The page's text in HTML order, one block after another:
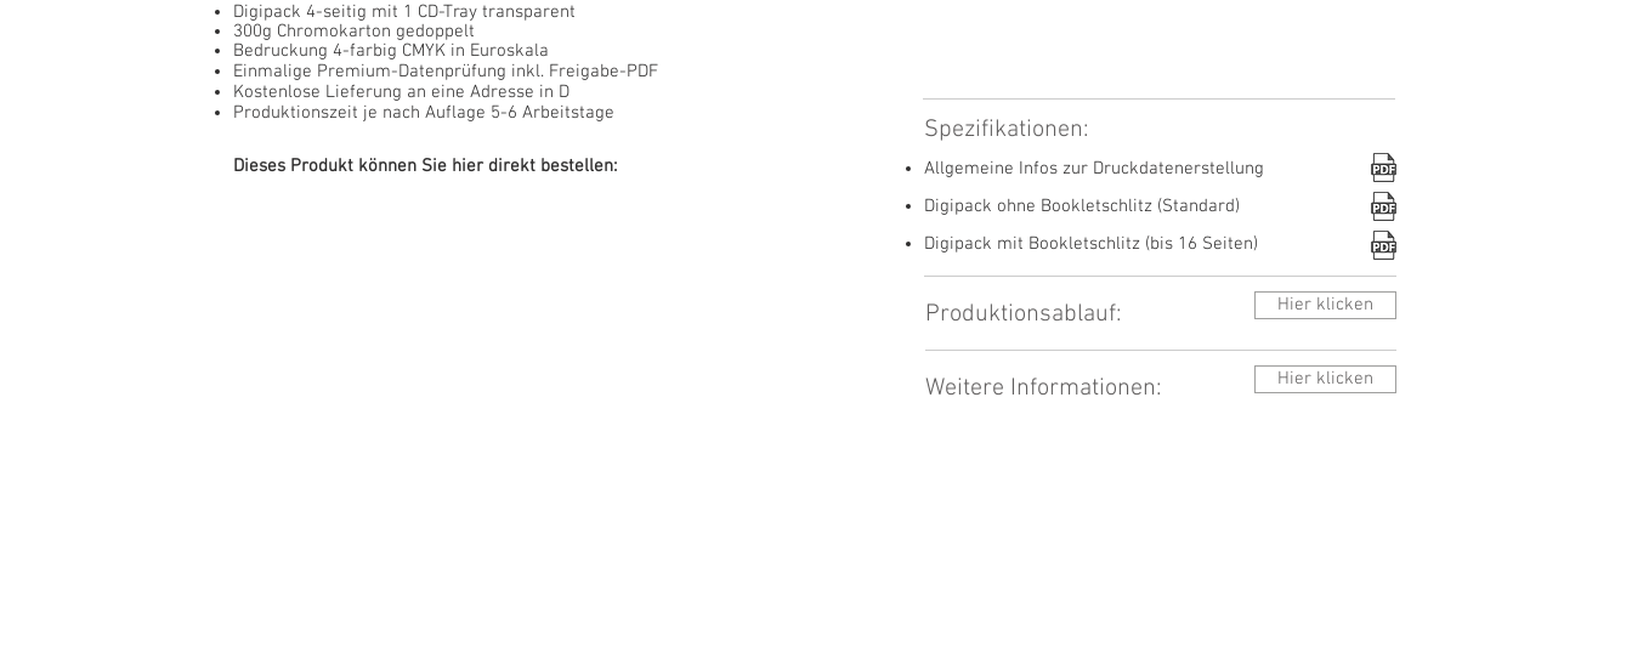
Digipack 4-seitig mit 1 CD-Tray transparent
300g Chromokarton gedoppelt
Bedruckung 4-farbig CMYK in Euroskala
Einmalige Premium-Datenprüfung inkl. Freigabe-PDF
Kostenlose Lieferung an eine Adresse in D
Produktionszeit je nach Auflage 5-6 Arbeitstage
Dieses Produkt können Sie hier direkt bestellen:
Spezifikationen:
Allgemeine Infos zur Druckdatenerstellung
Digipack ohne Bookletschlitz (Standard)
Digipack mit Bookletschlitz (bis 16 Seiten)
Produktionsablauf: Hier klicken
Weitere Informationen: Hier klicken